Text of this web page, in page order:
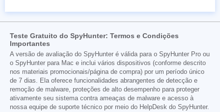
Teste Gratuito do SpyHunter: Termos e Condições
Importantes
A versão de avaliação do SpyHunter é válida para o SpyHunter Pro ou
o SpyHunter para Mac e inclui vários dispositivos (conforme descrito
nos materiais promocionais/página de compra) por um período único
de 7 dias. Ela oferece funcionalidades abrangentes de detecção e
remoção de malware, proteções de alto desempenho para proteger
ativamente seu sistema contra ameaças de malware e acesso à
nossa equipe de suporte técnico por meio do HelpDesk do SpyHunter.